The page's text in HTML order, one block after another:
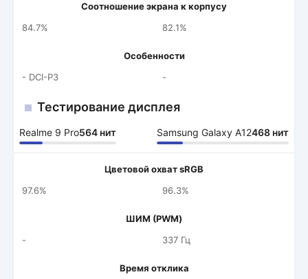
Соотношение экрана к корпусу
84.7%
82.1%
Особенности
- DCI-P3
-
Тестирование дисплея
Realme 9 Pro564 нит Samsung Galaxy A12468 нит
Цветовой охват sRGB
97.6%
96.3%
ШИМ (PWM)
-
337 Гц
Время отклика